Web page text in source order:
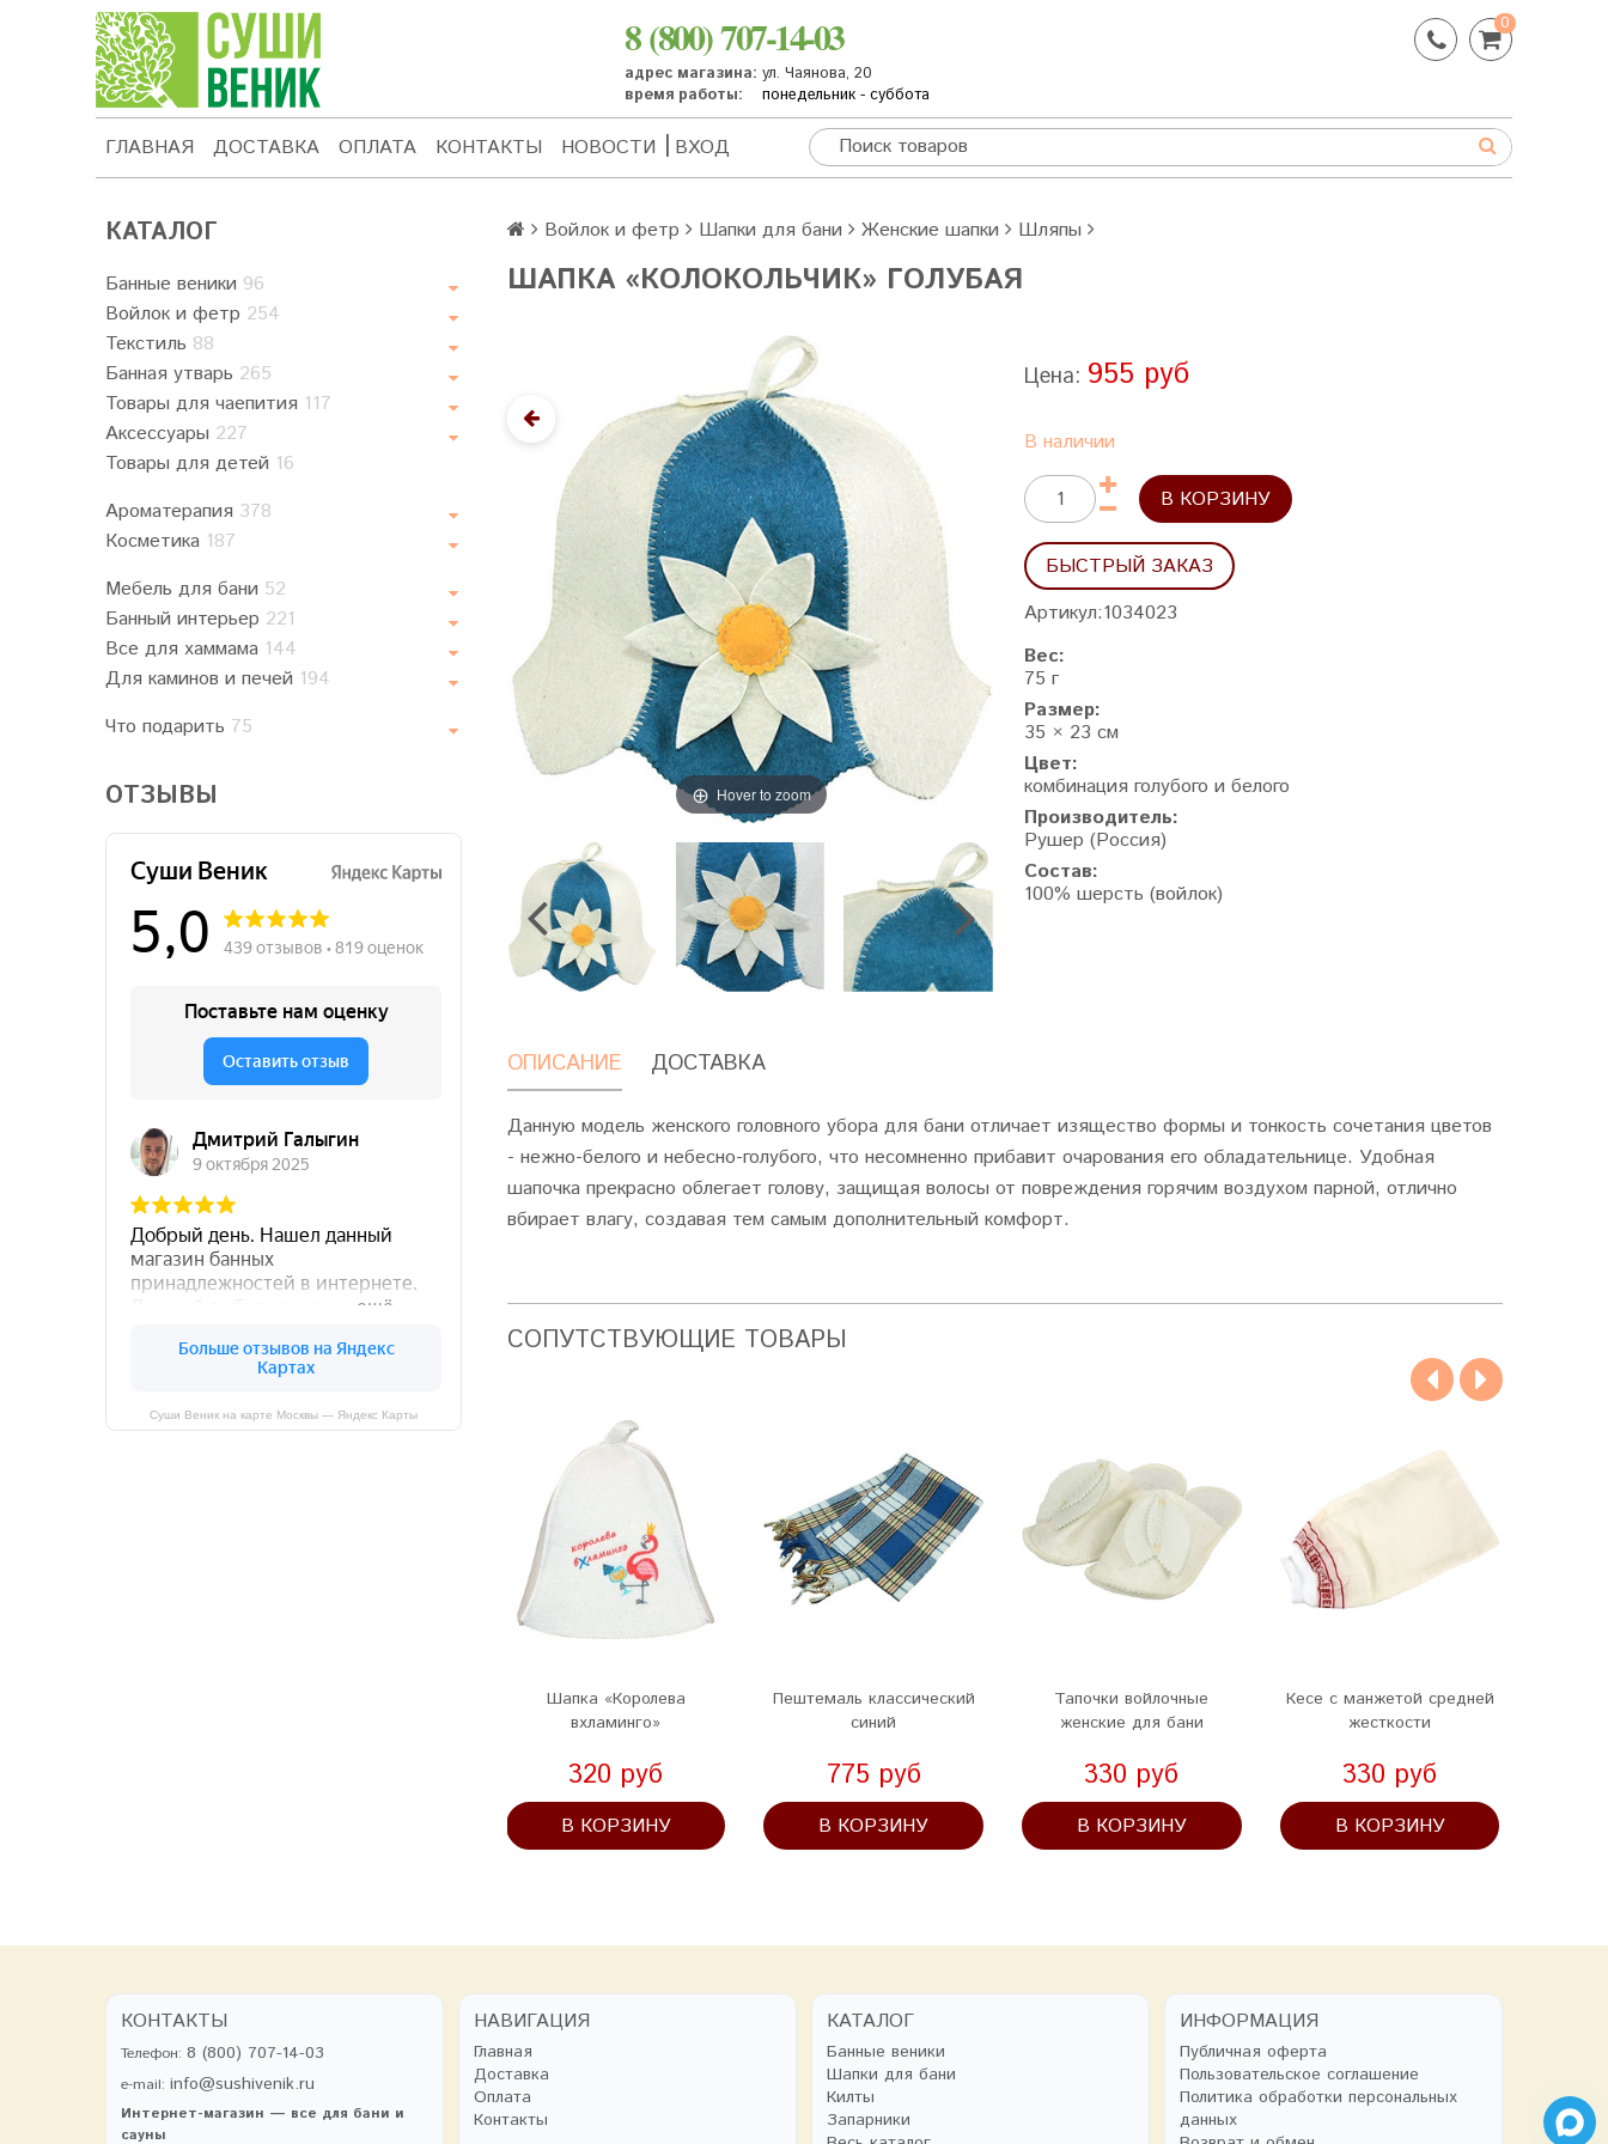
8 (800) 707-14-03
адрес магазина:ул. Чаянова, 20
время работы:
понедельник - суббота
0
ГЛАВНАЯ ДОСТАВКА ОПЛАТА КОНТАКТЫ НОВОСТИ ВХОД
КАТАЛОГ
Банные веники 96
Войлок и фетр 254
Текстиль 88
Банная утварь 265
Товары для чаепития 117
Аксессуары 227
Товары для детей 16
Ароматерапия 378
Косметика 187
Мебель для бани 52
Банный интерьер 221
Все для хаммама 144
Для каминов и печей 194
Что подарить 75
ОТЗЫВЫ
Суши Веник на карте Москвы — Яндекс Карты
Войлок и фетр Шапки для бани Женские шапки Шляпы
ШАПКА «КОЛОКОЛЬЧИК» ГОЛУБАЯ
Hover to zoom
Цена: 955 руб
В наличии
В КОРЗИНУ
БЫСТРЫЙ ЗАКАЗ
Артикул:1034023
Вес:
75 г
Размер:
35 × 23 см
Цвет:
комбинация голубого и белого
Производитель:
Рушер (Россия)
Состав:
100% шерсть (войлок)
ОПИСАНИЕ ДОСТАВКА
Данную модель женского головного убора для бани отличает изящество формы и тонкость сочетания цветов
- нежно-белого и небесно-голубого, что несомненно прибавит очарования его обладательнице. Удобная
шапочка прекрасно облегает голову, защищая волосы от повреждения горячим воздухом парной, отлично
вбирает влагу, создавая тем самым дополнительный комфорт.
CОПУТСТВУЮЩИЕ ТОВАРЫ
Шапка «Королева
вхламинго»
320 руб
В КОРЗИНУ
Пештемаль классический
синий
775 руб
В КОРЗИНУ
Тапочки войлочные
женские для бани
330 руб
В КОРЗИНУ
Кесе с манжетой средней
жесткости
330 руб
В КОРЗИНУ
КОНТАКТЫ
Телефон: 8 (800) 707-14-03
e-mail: info@sushivenik.ru
Интернет-магазин — все для бани и
сауны
НАВИГАЦИЯ
Главная
Доставка
Оплата
Контакты
КАТАЛОГ
Банные веники
Шапки для бани
Килты
Запарники
ИНФОРМАЦИЯ
Публичная оферта
Пользовательское соглашение
Политика обработки персональных
данных